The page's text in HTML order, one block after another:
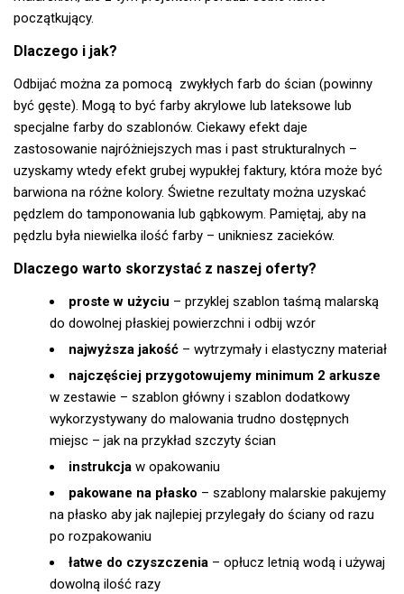
początkujący.
Dlaczego i jak?
Odbijać można za pomocą zwykłych farb do ścian (powinny
być gęste). Mogą to być farby akrylowe lub lateksowe lub
specjalne farby do szablonów. Ciekawy efekt daje
zastosowanie najróżniejszych mas i past strukturalnych –
uzyskamy wtedy efekt grubej wypukłej faktury, która może być
barwiona na różne kolory. Świetne rezultaty można uzyskać
pędzlem do tamponowania lub gąbkowym. Pamiętaj, aby na
pędzlu była niewielka ilość farby – unikniesz zacieków.
Dlaczego warto skorzystać z naszej oferty?
proste w użyciu – przyklej szablon taśmą malarską
do dowolnej płaskiej powierzchni i odbij wzór
najwyższa jakość – wytrzymały i elastyczny materiał
najczęściej przygotowujemy minimum 2 arkusze
w zestawie – szablon główny i szablon dodatkowy
wykorzystywany do malowania trudno dostępnych
miejsc – jak na przykład szczyty ścian
instrukcja w opakowaniu
pakowane na płasko – szablony malarskie pakujemy
na płasko aby jak najlepiej przylegały do ściany od razu
po rozpakowaniu
łatwe do czyszczenia – opłucz letnią wodą i używaj
dowolną ilość razy